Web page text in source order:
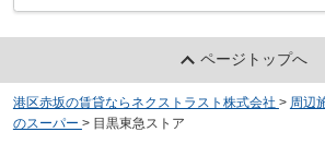
ページトップへ
港区赤坂の賃貸ならネクストラスト株式会社 > 周辺
のスーパー > 目黒東急ストア